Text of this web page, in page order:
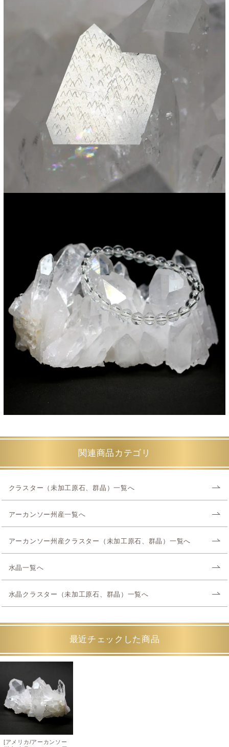
関連商品カテゴリ
クラスター（未加工原石、群晶）一覧へ
アーカンソー州産一覧へ
アーカンソー州産クラスター（未加工原石、群晶）一覧へ
水晶一覧へ
水晶クラスター（未加工原石、群晶）一覧へ
最近チェックした商品
[アメリカ/アーカンソー